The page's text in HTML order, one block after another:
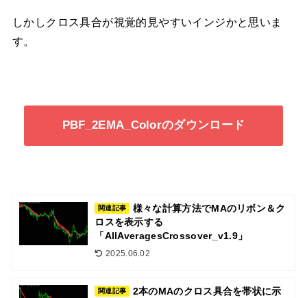
しかしクロス具合が視覚的見やすいインジかと思いま
す。
PBF_2EMA_Colorのダウンロード
関連記事
様々な計算方法でMAのリボン＆ク
ロスを表示する
「AllAveragesCrossover_v1.9」
2025.06.02
関連記事
2本のMAのクロス具合を帯状に示